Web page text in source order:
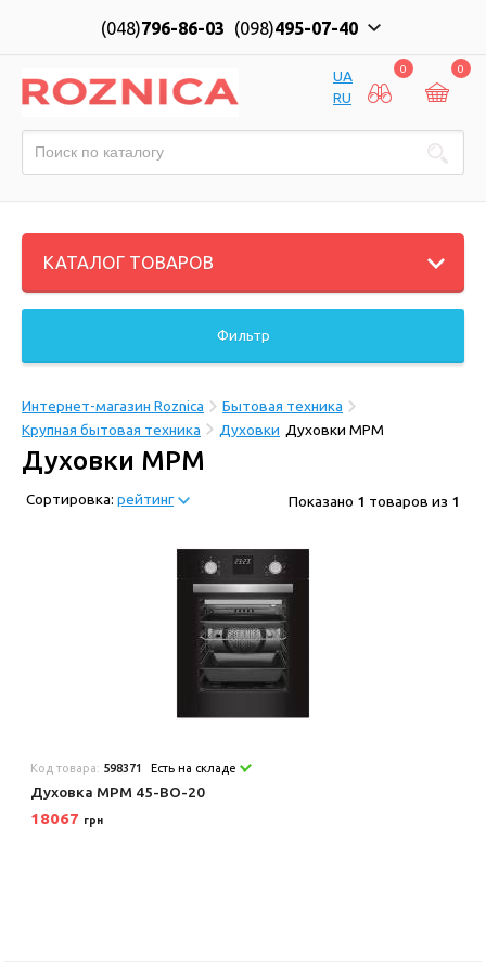
(048)796-86-03 (098)495-07-40
UA
RU
0 0
КАТАЛОГ ТОВАРОВ
Фильтр
Интернет-магазин Roznica
Бытовая техника
Крупная бытовая техника
Духовки Духовки MPM
Духовки MPM
Сортировка: рейтинг Показано 1 товаров из 1
Код товара: 598371 Есть на складе
Духовка MPM 45-BO-20
18067 грн